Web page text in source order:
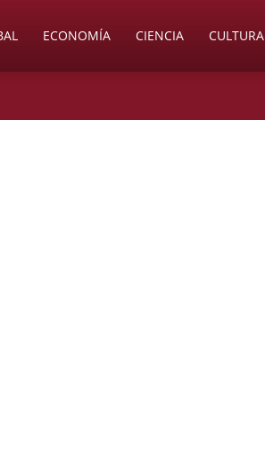
ECONOMÍA CIENCIA CULTURA